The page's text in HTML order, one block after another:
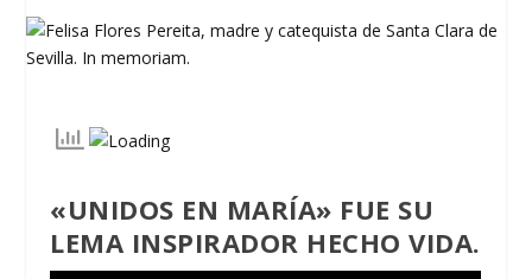
«UNIDOS EN MARÍA» FUE SU
LEMA INSPIRADOR HECHO VIDA.